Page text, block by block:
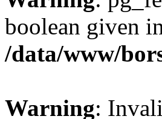
boolean given
/data/www/
Warning: